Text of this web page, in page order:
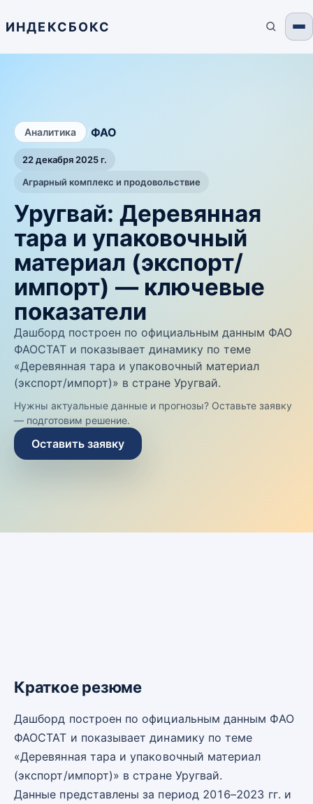
ИНДЕКСБОКС
Аналитика ФАО
22 декабря 2025 г.
Аграрный комплекс и продовольствие
Уругвай: Деревянная
тара и упаковочный
материал (экспорт/
импорт) — ключевые
показатели
Дашборд построен по официальным данным ФАО
ФАОСТАТ и показывает динамику по теме
«Деревянная тара и упаковочный материал
(экспорт/импорт)» в стране Уругвай.
Нужны актуальные данные и прогнозы? Оставьте заявку
— подготовим решение.
Оставить заявку
Краткое резюме
Дашборд построен по официальным данным ФАО
ФАОСТАТ и показывает динамику по теме
«Деревянная тара и упаковочный материал
(экспорт/импорт)» в стране Уругвай.
Данные представлены за период 2016–2023 гг. и